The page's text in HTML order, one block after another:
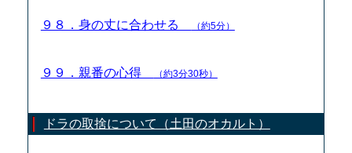
９８．身の丈に合わせる （約5分）
９９．親番の心得 （約3分30秒）
ドラの取捨について（土田のオカルト）